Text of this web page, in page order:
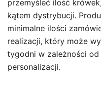
przemyśleć ilość
kątem dystrybucji.
minimalne ilości
realizacji, który może
tygodni w zależności od
personalizacji.